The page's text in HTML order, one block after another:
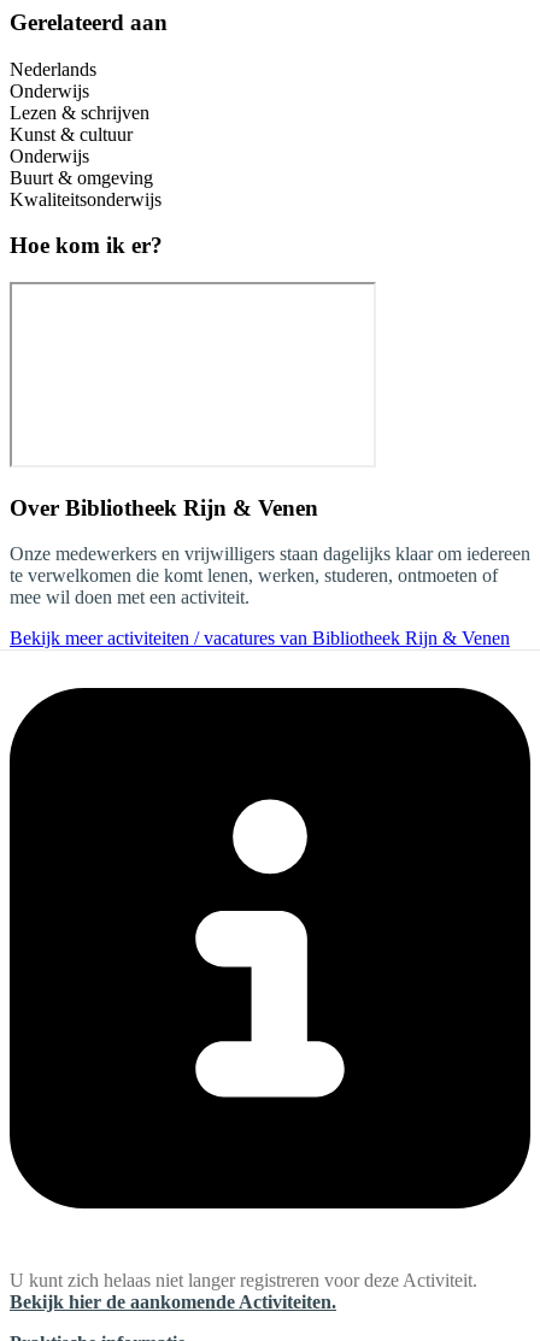
Gerelateerd aan
Nederlands
Onderwijs
Lezen & schrijven
Kunst & cultuur
Onderwijs
Buurt & omgeving
Kwaliteitsonderwijs
Hoe kom ik er?
Over Bibliotheek Rijn & Venen
Onze medewerkers en vrijwilligers staan dagelijks klaar om iedereen
te verwelkomen die komt lenen, werken, studeren, ontmoeten of
mee wil doen met een activiteit.
Bekijk meer activiteiten / vacatures van Bibliotheek Rijn & Venen
U kunt zich helaas niet langer registreren voor deze Activiteit.
Bekijk hier de aankomende Activiteiten.